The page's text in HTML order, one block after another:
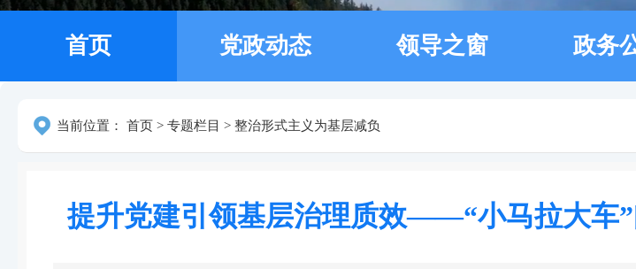
首页 党政动态 领导之窗 政务
当前位置： 首页 > 专题栏目 > 整治形式主义为基层减负
提升党建引领基层治理质效——“小马拉大车”